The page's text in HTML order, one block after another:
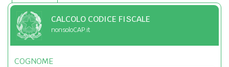
CALCOLO CODICE FISCALE
nonsoloCAP.it
COGNOME